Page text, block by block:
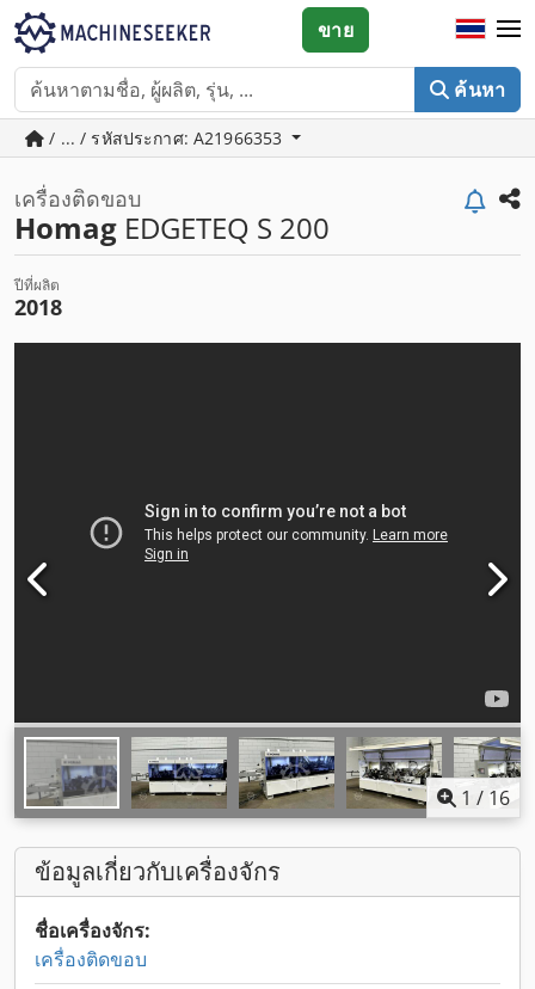
ค้นหา
ขาย
/ ... / รหัสประกาศ: A21966353
เครื่องติดขอบ
Homag EDGETEQ S 200
ปีที่ผลิต
2018
1 / 16
ข้อมูลเกี่ยวกับเครื่องจักร
ชื่อเครื่องจักร:
เครื่องติดขอบ